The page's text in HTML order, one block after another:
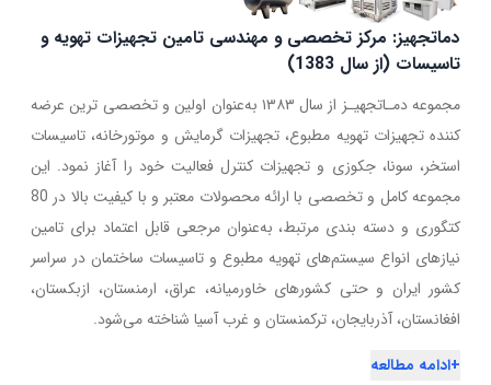
دماتجهیز: مرکز تخصصی و مهندسی تامین تجهیزات تهویه و
تاسیسات (از سال 1383)
مجموعه دمـاتجهیـز از سال ۱۳۸۳ به‌عنوان اولین و تخصصی ترین عرضه
کننده تجهیزات تهویه مطبوع، تجهیزات گرمایش و موتورخانه، تاسیسات
استخر، سونا، جکوزی و تجهیزات کنترل فعالیت خود را آغاز نمود. این
مجموعه کامل و تخصصی با ارائه محصولات معتبر و با کیفیت بالا در 80
کتگوری و دسته بندی مرتبط، به‌عنوان مرجعی قابل اعتماد برای تامین
نیازهای انواع سیستم‌های تهویه مطبوع و تاسیسات ساختمان در سراسر
کشور ایران و حتی کشورهای خاورمیانه، عراق، ارمنستان، ازبکستان،
افغانستان، آذربایجان، ترکمنستان و غرب آسیا شناخته می‌شود.
+ادامه مطالعه